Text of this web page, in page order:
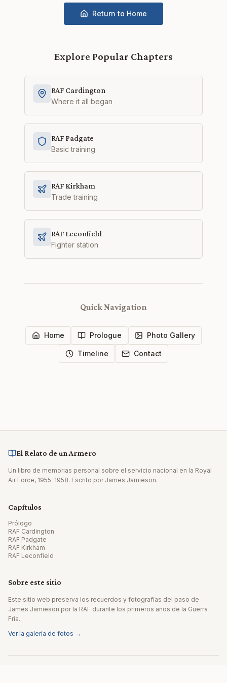
Return to Home
Explore Popular Chapters
RAF Cardington
Where it all began
RAF Padgate
Basic training
RAF Kirkham
Trade training
RAF Leconfield
Fighter station
Quick Navigation
Home Prologue Photo Gallery
Timeline Contact
El Relato de un Armero
Un libro de memorias personal sobre el servicio nacional en la Royal
Air Force, 1955–1958. Escrito por James Jamieson.
Capítulos
Prólogo
RAF Cardington
RAF Padgate
RAF Kirkham
RAF Leconfield
Sobre este sitio
Este sitio web preserva los recuerdos y fotografías del paso de
James Jamieson por la RAF durante los primeros años de la Guerra
Fría.
Ver la galería de fotos →